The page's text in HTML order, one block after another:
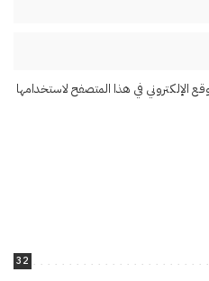
الإلكتروني في هذا المتصفح لاستخدامها
32